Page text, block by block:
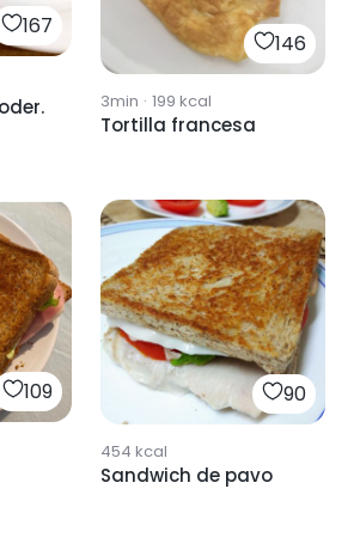
167
146
3min · 199 kcal
Tortilla francesa
109 90
454 kcal
Sandwich de pavo